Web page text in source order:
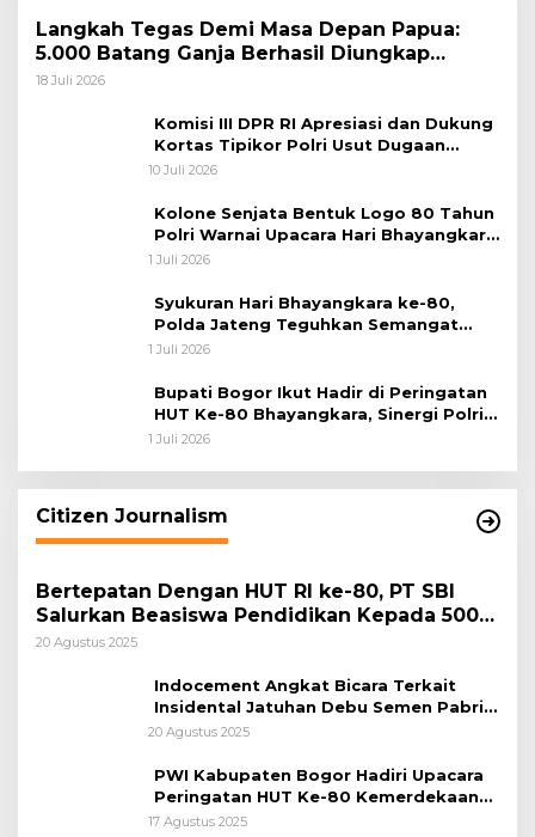
Langkah Tegas Demi Masa Depan Papua:
5.000 Batang Ganja Berhasil Diungkap
Koops TNI Habema
18 Juli 2026
Komisi III DPR RI Apresiasi dan Dukung
Kortas Tipikor Polri Usut Dugaan
Korupsi Batu Bara
10 Juli 2026
Kolone Senjata Bentuk Logo 80 Tahun
Polri Warnai Upacara Hari Bhayangkara
ke-80
1 Juli 2026
Syukuran Hari Bhayangkara ke-80,
Polda Jateng Teguhkan Semangat
Pengabdian dan Pererat Kebersamaan
1 Juli 2026
Bupati Bogor Ikut Hadir di Peringatan
HUT Ke-80 Bhayangkara, Sinergi Polri
dan Pemkab Bogor Jadi Kunci Menjaga
1 Juli 2026
Citizen Journalism
Bertepatan Dengan HUT RI ke-80, PT SBI
Salurkan Beasiswa Pendidikan Kepada 500
Pelajar
20 Agustus 2025
Indocement Angkat Bicara Terkait
Insidental Jatuhan Debu Semen Pabrik
Citeureup
20 Agustus 2025
PWI Kabupaten Bogor Hadiri Upacara
Peringatan HUT Ke-80 Kemerdekaan
RI, di Lapangan Tegar Beriman
17 Agustus 2025